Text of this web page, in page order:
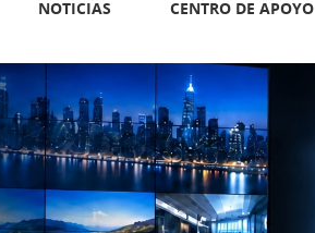
NOTICIAS CENTRO DE APOYO